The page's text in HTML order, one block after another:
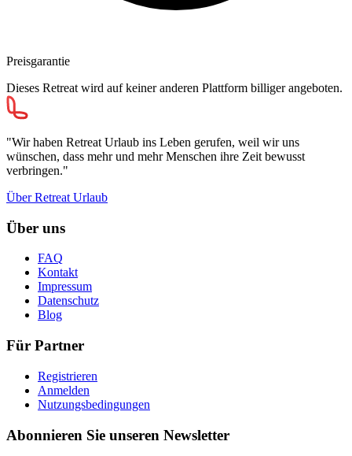
Preisgarantie
Dieses Retreat wird auf keiner anderen Plattform billiger angeboten.
"Wir haben Retreat Urlaub ins Leben gerufen, weil wir uns
wünschen, dass mehr und mehr Menschen ihre Zeit bewusst
verbringen."
Über Retreat Urlaub
Über uns
FAQ
Kontakt
Impressum
Datenschutz
Blog
Für Partner
Registrieren
Anmelden
Nutzungsbedingungen
Abonnieren Sie unseren Newsletter